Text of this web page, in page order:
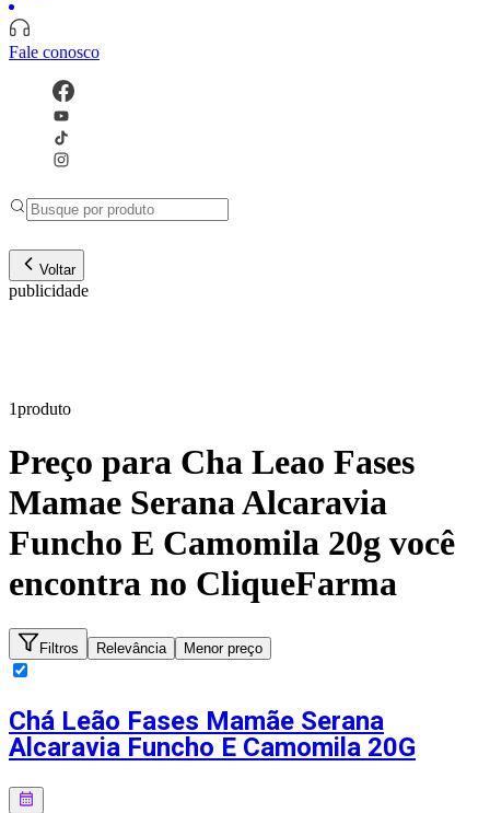
Fale conosco
Voltar
publicidade
1produto
Preço para Cha Leao Fases
Mamae Serana Alcaravia
Funcho E Camomila 20g você
encontra no CliqueFarma
Filtros Relevância Menor preço
Chá Leão Fases Mamãe Serana
Alcaravia Funcho E Camomila 20G